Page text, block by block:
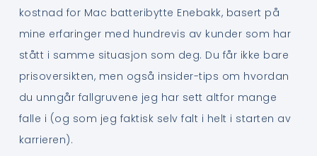
kostnad for Mac batteribytte Enebakk, basert på
mine erfaringer med hundrevis av kunder som har
stått i samme situasjon som deg. Du får ikke bare
prisoversikten, men også insider-tips om hvordan
du unngår fallgruvene jeg har sett altfor mange
falle i (og som jeg faktisk selv falt i helt i starten av
karrieren).